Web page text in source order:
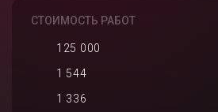
СТОИМОСТЬ РАБОТ
125 000
1 544
1 336